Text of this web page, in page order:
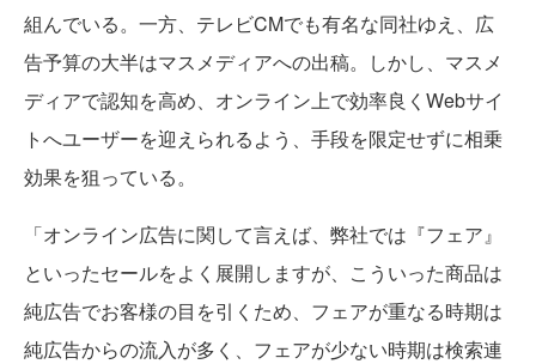
組んでいる。一方、テレビCMでも有名な同社ゆえ、広
告予算の大半はマスメディアへの出稿。しかし、マスメ
ディアで認知を高め、オンライン上で効率良くWebサイ
トへユーザーを迎えられるよう、手段を限定せずに相乗
効果を狙っている。
「オンライン広告に関して言えば、弊社では『フェア』
といったセールをよく展開しますが、こういった商品は
純広告でお客様の目を引くため、フェアが重なる時期は
純広告からの流入が多く、フェアが少ない時期は検索連